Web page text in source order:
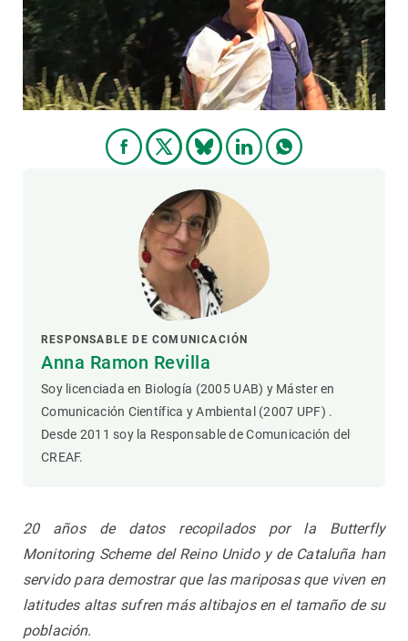
RESPONSABLE DE COMUNICACIÓN
Anna Ramon Revilla
Soy licenciada en Biología (2005 UAB) y Máster en
Comunicación Científica y Ambiental (2007 UPF) .
Desde 2011 soy la Responsable de Comunicación del
CREAF.
20 años de datos recopilados por la Butterfly
Monitoring Scheme del Reino Unido y de Cataluña han
servido para demostrar que las mariposas que viven en
latitudes altas sufren más altibajos en el tamaño de su
población.